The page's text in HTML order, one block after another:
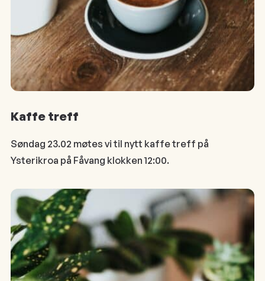
Kaffe treff
Søndag 23.02 møtes vi til nytt kaffe treff på
Ysterikroa på Fåvang klokken 12:00.